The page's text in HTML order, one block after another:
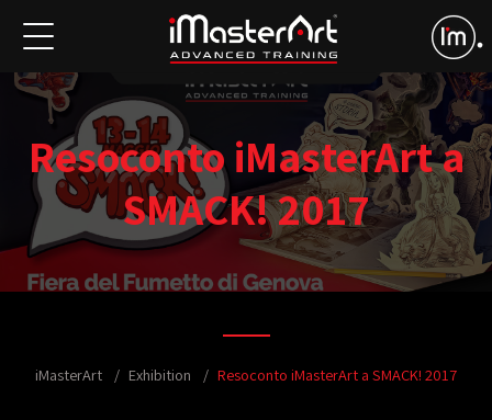
Resoconto iMasterArt a
SMACK! 2017
iMasterArt Exhibition Resoconto iMasterArt a SMACK! 2017